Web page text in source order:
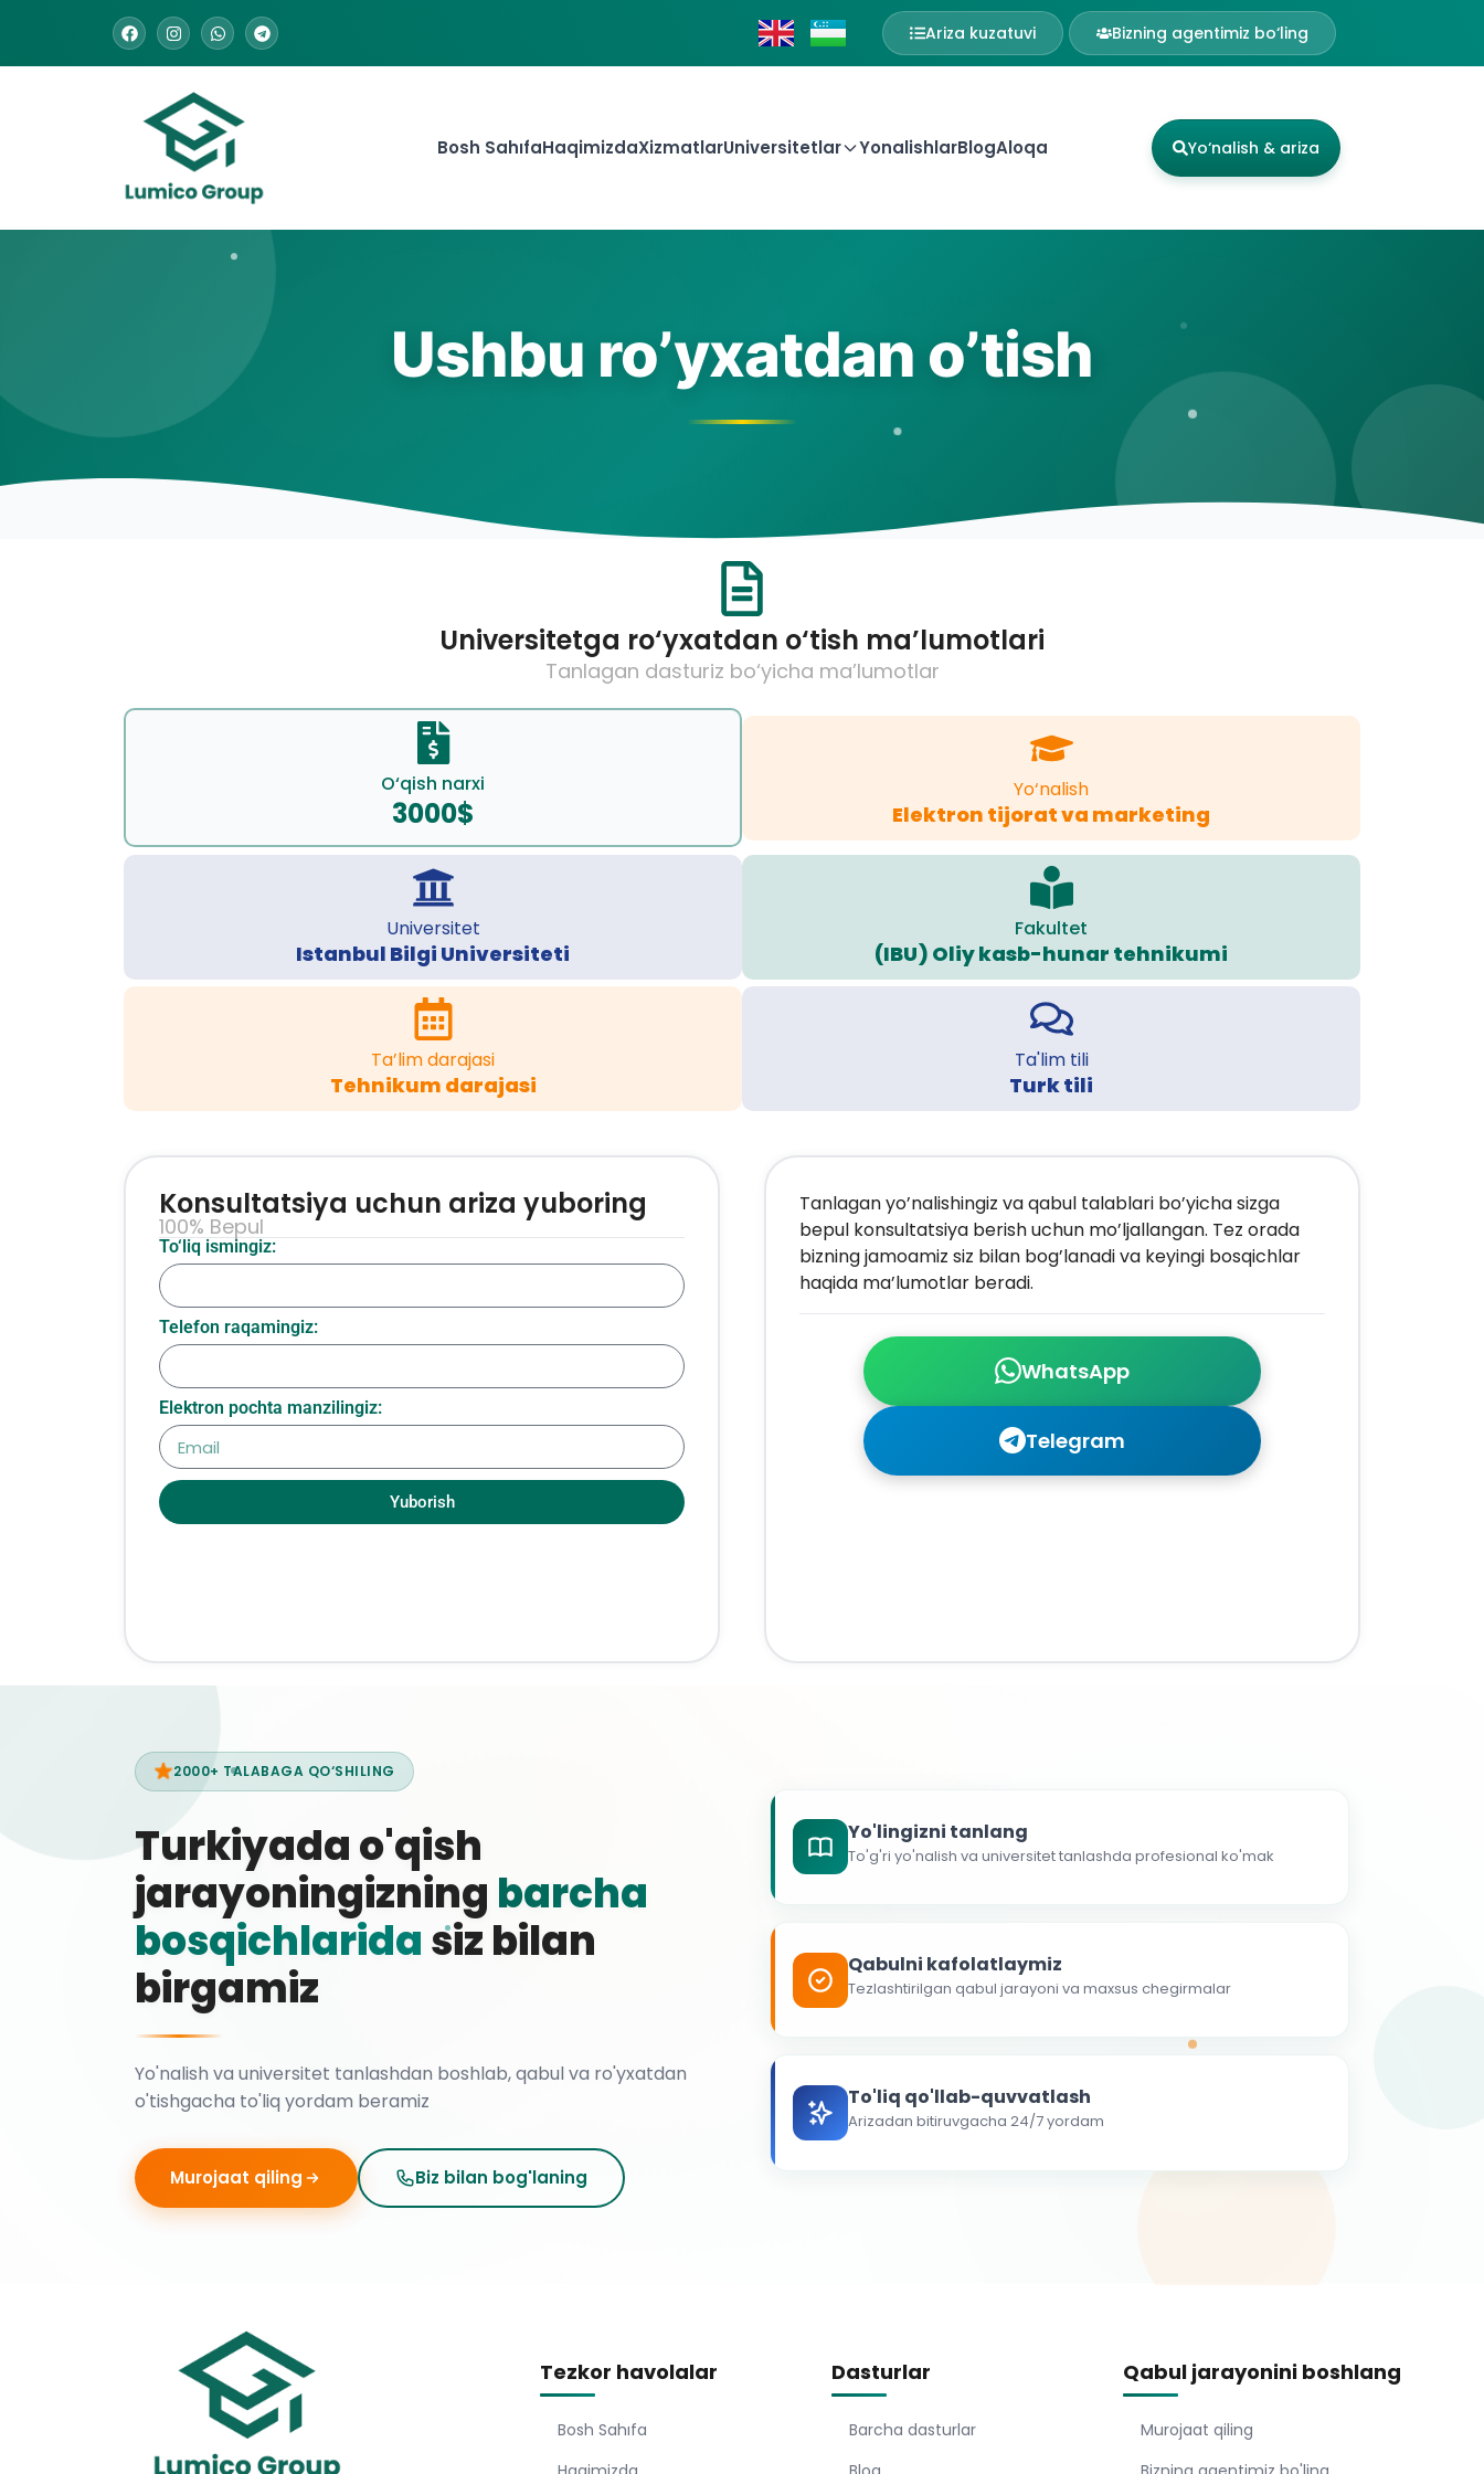
Ariza kuzatuvi Bizning agentimiz bo‘ling
Bosh SahıfaHaqimizdaXizmatlarUniversitetlar YonalishlarBlogAloqa Yo‘nalish & ariza
Ushbu ro’yxatdan o’tish
Universitetga ro‘yxatdan o‘tish ma’lumotlari
Tanlagan dasturiz bo‘yicha ma’lumotlar
O‘qish narxi
3000$
Yo‘nalish
Elektron tijorat va marketing
Universitet
Istanbul Bilgi Universiteti
Fakultet
(IBU) Oliy kasb-hunar tehnikumi
Ta’lim darajasi
Tehnikum darajasi
Ta'lim tili
Turk tili
WhatsApp
Telegram
Tanlagan yo’nalishingiz va qabul talablari bo’yicha sizga
bepul konsultatsiya berish uchun mo’ljallangan. Tez orada
bizning jamoamiz siz bilan bog’lanadi va keyingi bosqichlar
haqida ma’lumotlar beradi.
To‘liq ismingiz:
Telefon raqamingiz:
Elektron pochta manzilingiz:
Yuborish
Konsultatsiya uchun ariza yuboring
100% Bepul
2000+ TALABAGA QO‘SHILING
Turkiyada o'qish
jarayoningizning barcha
bosqichlaridasiz bilan
birgamiz
Yo'nalish va universitet tanlashdan boshlab, qabul va ro'yxatdan
o'tishgacha to'liq yordam beramiz
Murojaat qiling Biz bilan bog'laning
Yo'lingizni tanlang
To'g'ri yo'nalish va universitet tanlashda profesional ko'mak
Qabulni kafolatlaymiz
Tezlashtirilgan qabul jarayoni va maxsus chegirmalar
To'liq qo'llab-quvvatlash
Arizadan bitiruvgacha 24/7 yordam
Tezkor havolalar
Bosh Sahıfa
Dasturlar
Barcha dasturlar
Qabul jarayonini boshlang
Murojaat qiling